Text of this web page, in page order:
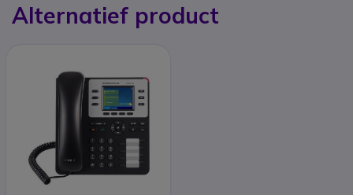
Alternatief product